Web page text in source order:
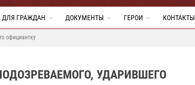
ДЛЯ ГРАЖДАН ДОКУМЕНТЫ ГЕРОИ КОНТАКТЫ
официантку
УДАРИВШЕГО